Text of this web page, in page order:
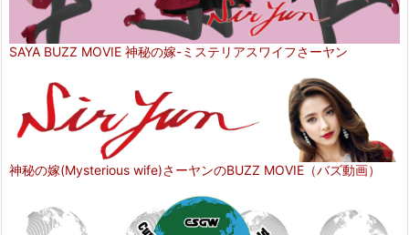
SAYA BUZZ MOVIE 神秘の嫁-ミステリアスワイフさーヤン
神秘の嫁(Mysterious wife)さーヤンのBUZZ MOVIE（バズ動画）